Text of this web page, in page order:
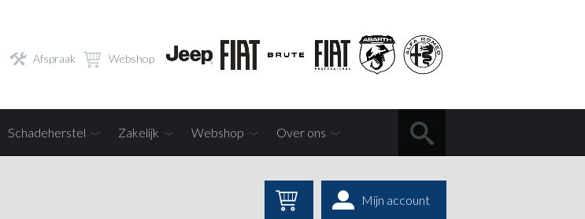
Afspraak Webshop
Schadeherstel Zakelijk Webshop Over ons
Mijn account